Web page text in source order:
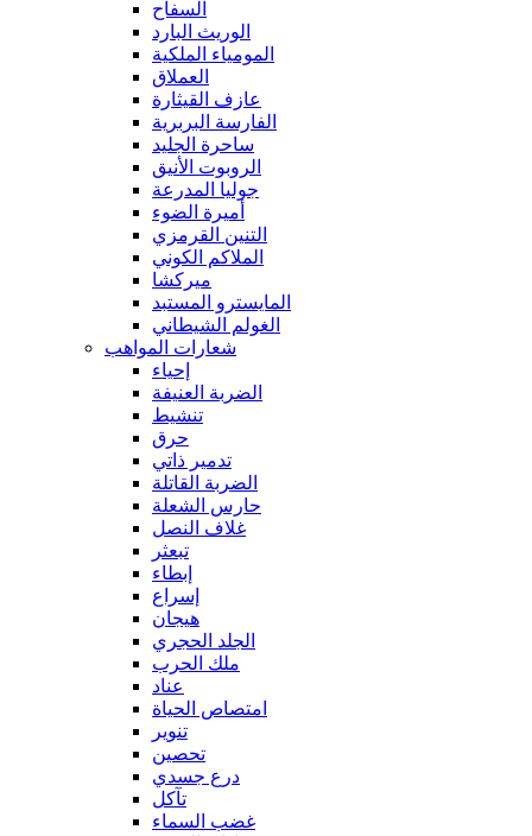
السفاح
الوريث البارد
المومياء الملكية
العملاق
عازف القيثارة
الفارسة البربرية
ساحرة الجليد
الروبوت الأنيق
جوليا المدرعة
أميرة الضوء
التنين القرمزي
الملاكم الكوني
ميركشا
المايسترو المستبد
الغولم الشيطاني
شعارات المواهب
إحياء
الضربة العنيفة
تنشيط
حرق
تدمير ذاتي
الضربة القاتلة
حارس الشعلة
غلاف النصل
تبعثر
إبطاء
إسراع
هيجان
الجلد الحجري
ملك الحرب
عناد
امتصاص الحياة
تنوير
تحصين
درع جسدي
تآكل
غضب السماء